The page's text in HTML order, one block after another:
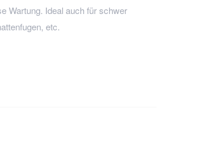
Wartung. Ideal auch für schwer
etc.